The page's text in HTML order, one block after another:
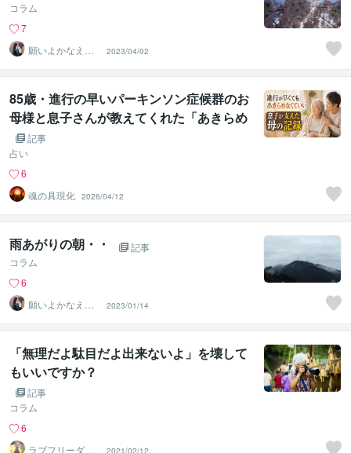
コラム
7
願いよかなえ～
ゆりか～
2023/04/02
85歳・進行の早いパーキンソン症候群のお
母様と息子さんが教えてくれた「あきらめ
なくていい」ということ
記事
占い
6
魂の具現化 2026/04/12
雨あがりの朝・・
記事
コラム
6
願いよかなえ～
ゆりか～
2023/01/14
「無理だよ駄目だよ出来ないよ」を壊して
もいいですか？
記事
コラム
6
ラブフリーダム
2021/02/12